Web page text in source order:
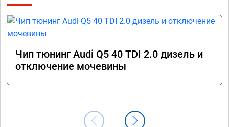
Чип тюнинг Audi Q5 40 TDI 2.0 дизель и
отключение мочевины